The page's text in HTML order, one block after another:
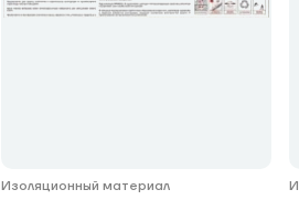
Изоляционный материал